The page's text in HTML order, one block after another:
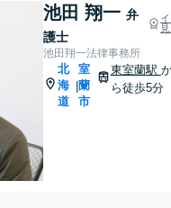
池田 翔一 弁
護士
池田翔一法律事務所
北
海
道
|
室
蘭
市
東室蘭駅
ら徒歩5分